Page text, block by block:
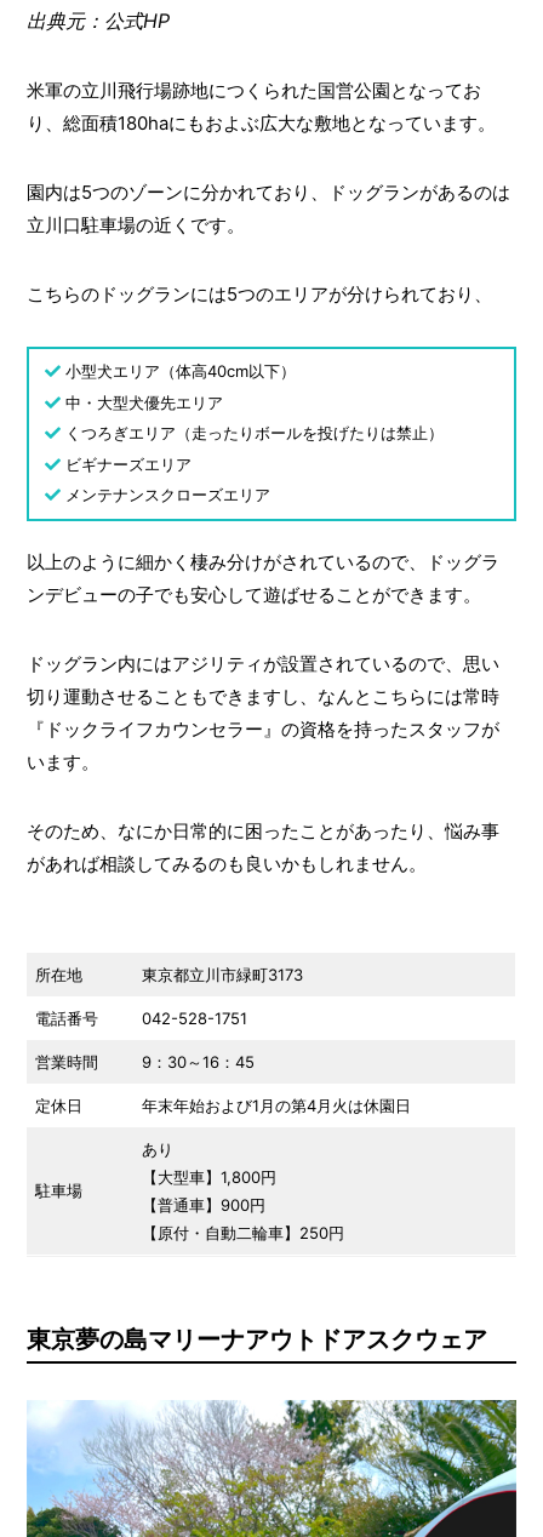
出典元：公式HP
米軍の立川飛行場跡地につくられた国営公園となってお
り、総面積180haにもおよぶ広大な敷地となっています。
園内は5つのゾーンに分かれており、ドッグランがあるのは
立川口駐車場の近くです。
こちらのドッグランには5つのエリアが分けられており、
小型犬エリア（体高40cm以下）
中・大型犬優先エリア
くつろぎエリア（走ったりボールを投げたりは禁止）
ビギナーズエリア
メンテナンスクローズエリア
以上のように細かく棲み分けがされているので、ドッグラ
ンデビューの子でも安心して遊ばせることができます。
ドッグラン内にはアジリティが設置されているので、思い
切り運動させることもできますし、なんとこちらには常時
『ドックライフカウンセラー』の資格を持ったスタッフが
います。
そのため、なにか日常的に困ったことがあったり、悩み事
があれば相談してみるのも良いかもしれません。
所在地 東京都立川市緑町3173
電話番号 042-528-1751
営業時間 9：30～16：45
定休日 年末年始および1月の第4月火は休園日
駐車場
あり
【大型車】1,800円
【普通車】900円
【原付・自動二輪車】250円
東京夢の島マリーナアウトドアスクウェア